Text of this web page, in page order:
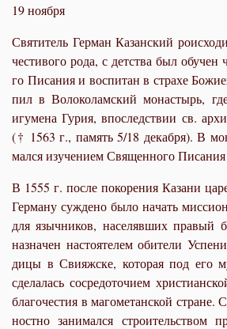
19 ноября
Святитель Герман Казанский
че­сти­во­го ро­да, с дет­ства был
го Пи­са­ния и вос­пи­тан в стра­хе
пил в Во­ло­ко­лам­ский мо­на­стырь,
игу­ме­на Гу­рия, впо­след­ствии св.
(† 1563 г., па­мять 5/18 де­каб­ря). В
мал­ся изу­че­ни­ем Свя­щен­но­го
В 1555 г. по­сле по­ко­ре­ния Ка­за­ни
Гер­ма­ну суж­де­но бы­ло на­чать
для языч­ни­ков, на­се­ляв­ших пра­вый
на­зна­чен на­сто­я­те­лем оби­те­ли
ди­цы в Сви­яж­с­ке, ко­то­рая под его
сде­ла­лась со­сре­до­то­чи­ем
бла­го­че­стия в ма­го­ме­тан­ской стране.
ност­но за­ни­мал­ся стро­и­тель­ством